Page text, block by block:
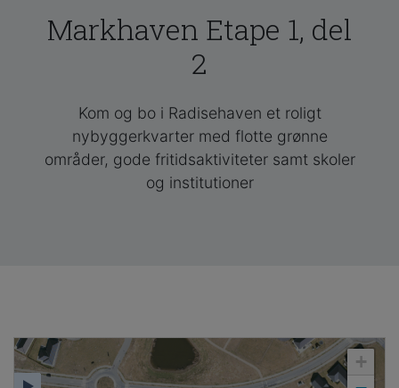
Markhaven Etape 1, del
2
Kom og bo i Radisehaven et roligt
nybyggerkvarter med flotte grønne
områder, gode fritidsaktiviteter samt skoler
og institutioner
+